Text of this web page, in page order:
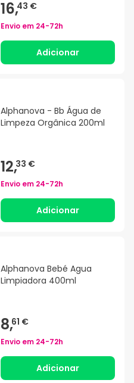
16,43 €
Envio em 24-72h
Adicionar
Alphanova - Bb Água de
Limpeza Orgânica 200ml
12,33 €
Envio em 24-72h
Adicionar
Alphanova Bebé Agua
Limpiadora 400ml
8,61 €
Envio em 24-72h
Adicionar